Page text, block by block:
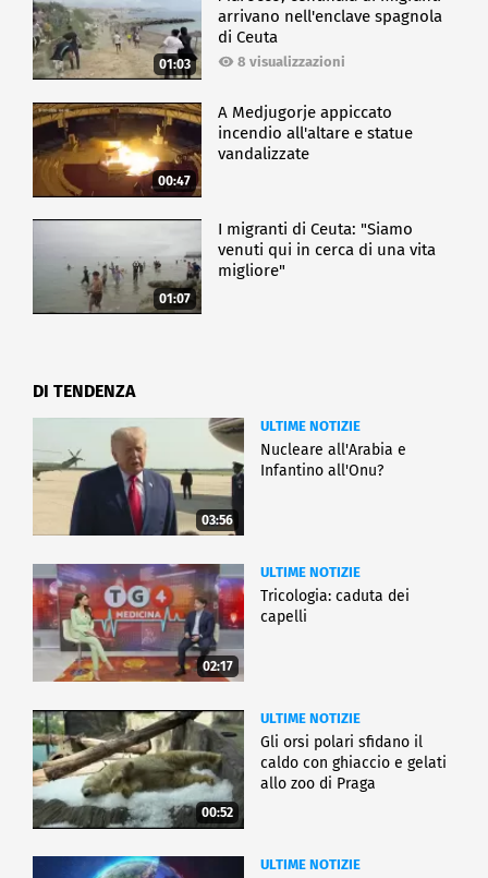
01:03
arrivano nell'enclave spagnola
di Ceuta
8 visualizzazioni
00:47
A Medjugorje appiccato
incendio all'altare e statue
vandalizzate
01:07
I migranti di Ceuta: "Siamo
venuti qui in cerca di una vita
migliore"
DI TENDENZA
03:56
ULTIME NOTIZIE
Nucleare all'Arabia e
Infantino all'Onu?
02:17
ULTIME NOTIZIE
Tricologia: caduta dei
capelli
00:52
ULTIME NOTIZIE
Gli orsi polari sfidano il
caldo con ghiaccio e gelati
allo zoo di Praga
ULTIME NOTIZIE